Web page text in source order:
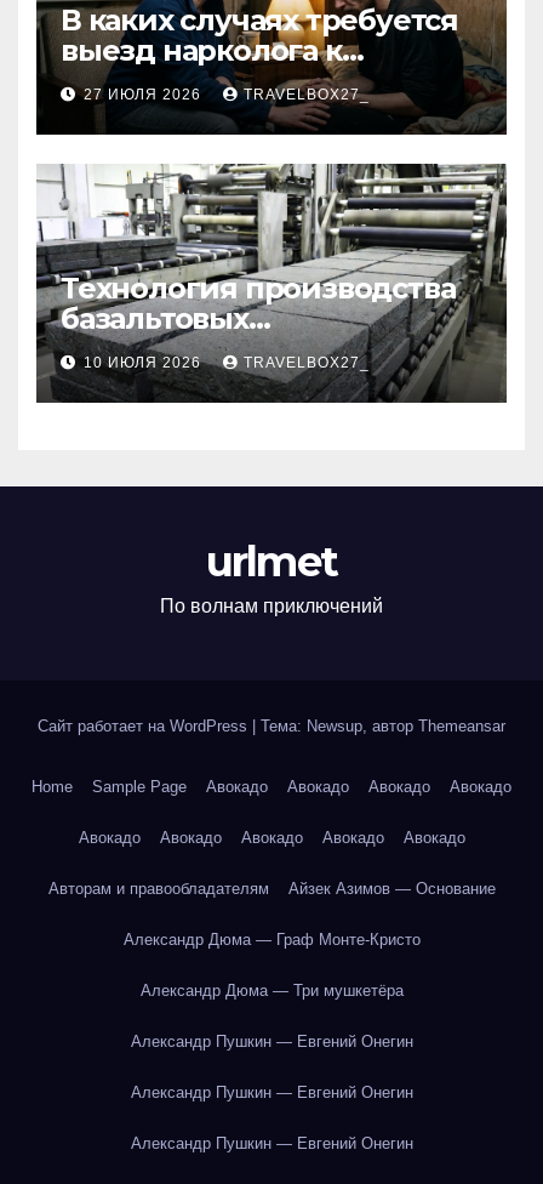
В каких случаях требуется
выезд нарколога к
пациенту
27 ИЮЛЯ 2026 TRAVELBOX27_
Технология производства
базальтовых
теплоизоляционных плит
по ГОСТ
10 ИЮЛЯ 2026 TRAVELBOX27_
urlmet
По волнам приключений
Сайт работает на WordPress | Тема: Newsup, автор Themeansar
Home Sample Page Авокадо Авокадо Авокадо Авокадо
Авокадо Авокадо Авокадо Авокадо Авокадо
Авторам и правообладателям Айзек Азимов — Основание
Александр Дюма — Граф Монте-Кристо
Александр Дюма — Три мушкетёра
Александр Пушкин — Евгений Онегин
Александр Пушкин — Евгений Онегин
Александр Пушкин — Евгений Онегин